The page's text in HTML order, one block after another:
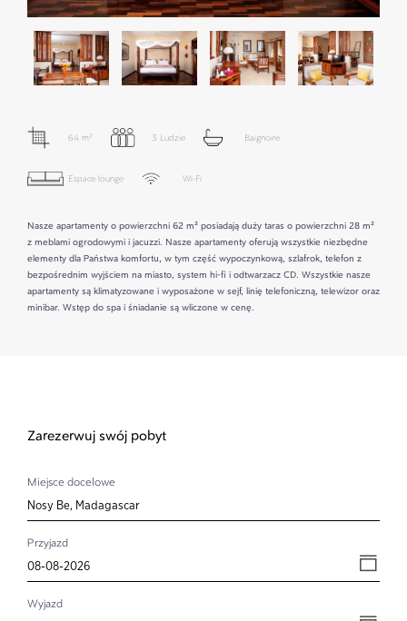
64 m² 3 Ludzie Baignoire
Espace lounge Wi-Fi
Nasze apartamenty o powierzchni 62 m² posiadają duży taras o powierzchni 28 m²
z meblami ogrodowymi i jacuzzi. Nasze apartamenty oferują wszystkie niezbędne
elementy dla Państwa komfortu, w tym część wypoczynkową, szlafrok, telefon z
bezpośrednim wyjściem na miasto, system hi-fi i odtwarzacz CD. Wszystkie nasze
apartamenty są klimatyzowane i wyposażone w sejf, linię telefoniczną, telewizor oraz
minibar. Wstęp do spa i śniadanie są wliczone w cenę.
Zarezerwuj swój pobyt
Miejsce docelowe
Przyjazd
Wyjazd